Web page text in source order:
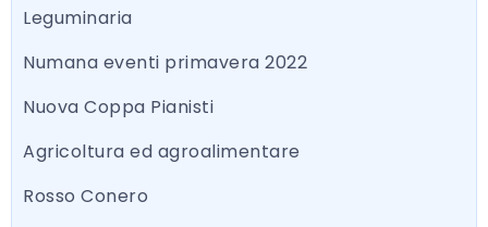
Leguminaria
Numana eventi primavera 2022
Nuova Coppa Pianisti
Agricoltura ed agroalimentare
Rosso Conero